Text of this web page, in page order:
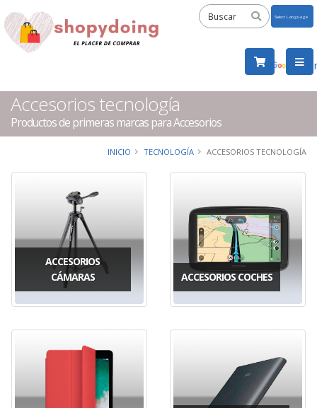
by
Accesorios tecnología
Productos de primeras marcas para Accesorios
INICIO TECNOLOGÍA ACCESORIOS TECNOLOGÍA
ACCESORIOS
CÁMARAS
ACCESORIOS COCHES